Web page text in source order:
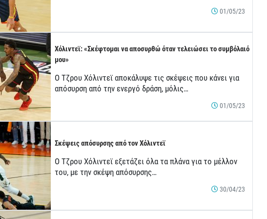
01/05/23
Χόλιντεϊ: «Σκέφτομαι να αποσυρθώ όταν τελειώσει το συμβόλαιό
μου»
Ο Τζρου Χόλιντεϊ αποκάλυψε τις σκέψεις που κάνει για
απόσυρση από την ενεργό δράση, μόλις…
01/05/23
Σκέψεις απόσυρσης από τον Χόλιντεϊ
Ο Τζρου Χόλιντεϊ εξετάζει όλα τα πλάνα για το μέλλον
του, με την σκέψη απόσυρσης…
30/04/23